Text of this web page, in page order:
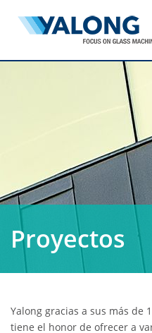
Proyectos
Yalong gracias a sus más de
tiene el honor de ofrecer a